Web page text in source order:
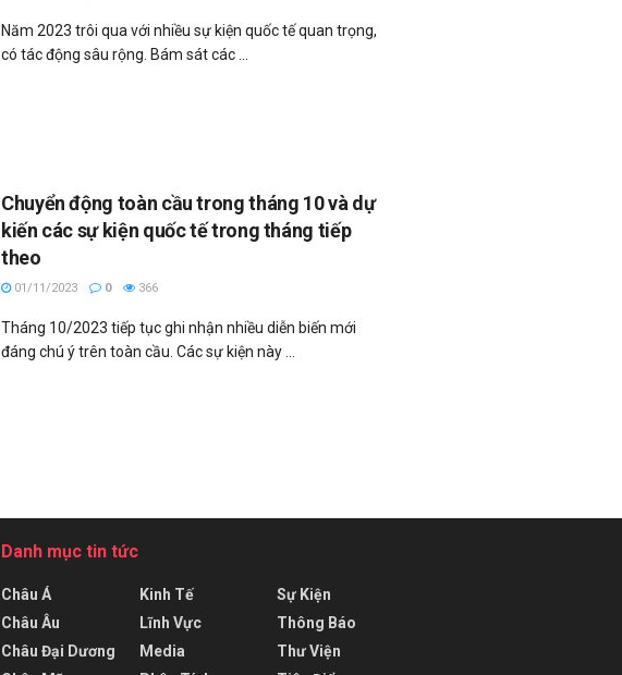
Năm 2023 trôi qua với nhiều sự kiện quốc tế quan trọng,
có tác động sâu rộng. Bám sát các ...
Chuyển động toàn cầu trong tháng 10 và dự
kiến các sự kiện quốc tế trong tháng tiếp
theo
01/11/2023 0 366
Tháng 10/2023 tiếp tục ghi nhận nhiều diễn biến mới
đáng chú ý trên toàn cầu. Các sự kiện này ...
Danh mục tin tức
Châu Á
Châu Âu
Châu Đại Dương
Kinh Tế
Lĩnh Vực
Media
Sự Kiện
Thông Báo
Thư Viện